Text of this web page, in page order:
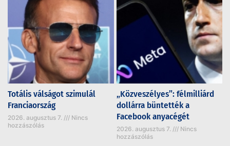
Totális válságot szimulál
Franciaország
2026. augusztus 7.
Nincs
hozzászólás
„Közveszélyes”: félmilliárd
dollárra büntették a
Facebook anyacégét
2026. augusztus 7.
Nincs
hozzászólás